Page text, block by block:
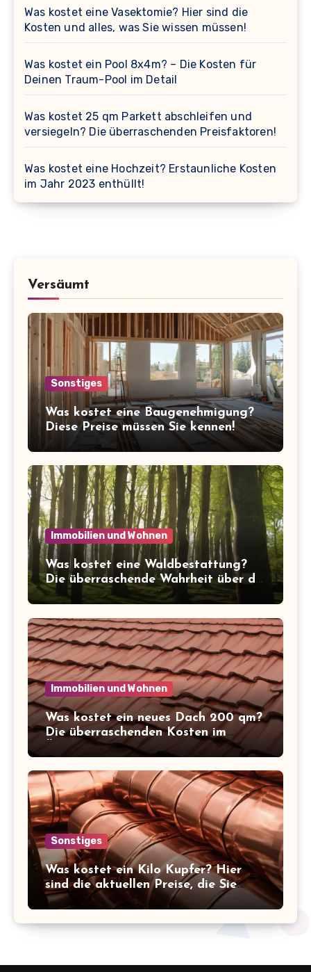
Was kostet eine Vasektomie? Hier sind die
Kosten und alles, was Sie wissen müssen!
Was kostet ein Pool 8x4m? – Die Kosten für
Deinen Traum-Pool im Detail
Was kostet 25 qm Parkett abschleifen und
versiegeln? Die überraschenden Preisfaktoren!
Was kostet eine Hochzeit? Erstaunliche Kosten
im Jahr 2023 enthüllt!
Versäumt
Sonstiges
Was kostet eine Baugenehmigung?
Diese Preise müssen Sie kennen!
Immobilien und Wohnen
Was kostet eine Waldbestattung?
Die überraschende Wahrheit über die
Kosten der letzten Ruhe
Immobilien und Wohnen
Was kostet ein neues Dach 200 qm?
Die überraschenden Kosten im
Überblick!
Sonstiges
Was kostet ein Kilo Kupfer? Hier
sind die aktuellen Preise, die Sie
kennen sollten!